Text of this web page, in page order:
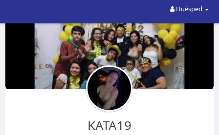
Huésped
KATA19